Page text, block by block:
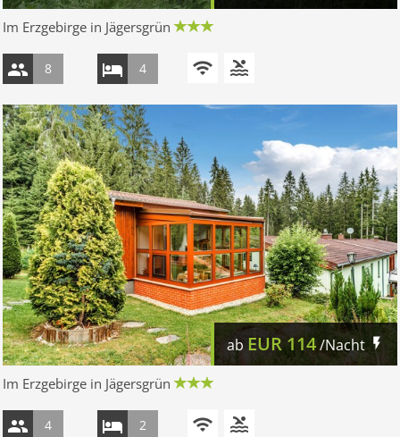
Im Erzgebirge in Jägersgrün
8 4
ab EUR 114/Nacht
Im Erzgebirge in Jägersgrün
4 2